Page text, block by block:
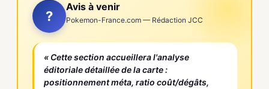
?
Avis à venir
Pokemon-France.com — Rédaction JCC
« Cette section accueillera l'analyse
éditoriale détaillée de la carte :
positionnement méta, ratio coût/dégâts,